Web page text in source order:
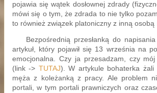
pojawia się wątek dosłownej zdrady
mówi się o tym, że zdrada to nie tylko
to również związek platoniczny z inną osobą
Bezpośrednią przesłanką do napisania
artykuł, który pojawił się 13 września na
emocjonalna. Czy ja przesadzam, czy
(link -> TUTAJ). W artykule bohaterka
męża z koleżanką z pracy. Ale problem
portali, w tym portali prawniczych oraz